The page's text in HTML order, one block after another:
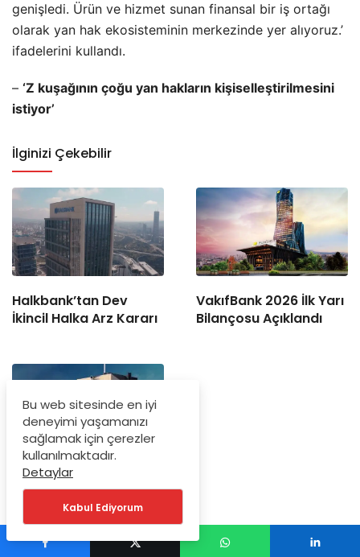
genişledi. Ürün ve hizmet sunan finansal bir iş ortağı
olarak yan hak ekosisteminin merkezinde yer alıyoruz.’
ifadelerini kullandı.
– ‘Z kuşağının çoğu yan hakların kişiselleştirilmesini
istiyor’
İlginizi Çekebilir
Halkbank’tan Dev
İkincil Halka Arz Kararı
VakıfBank 2026 İlk Yarı
Bilançosu Açıklandı
İş Bankası Grubu Üst
Yönetiminde Tarihi
Görev Değişimi!
FutureBright Group Kurucu Ortağı Akan Abula da
Bu web sitesinde en iyi
deneyimi yaşamanızı
sağlamak için çerezler
kullanılmaktadır.
Detaylar
Kabul Ediyorum